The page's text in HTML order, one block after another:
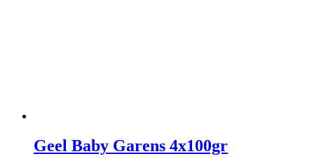
Geel Baby Garens 4x100gr